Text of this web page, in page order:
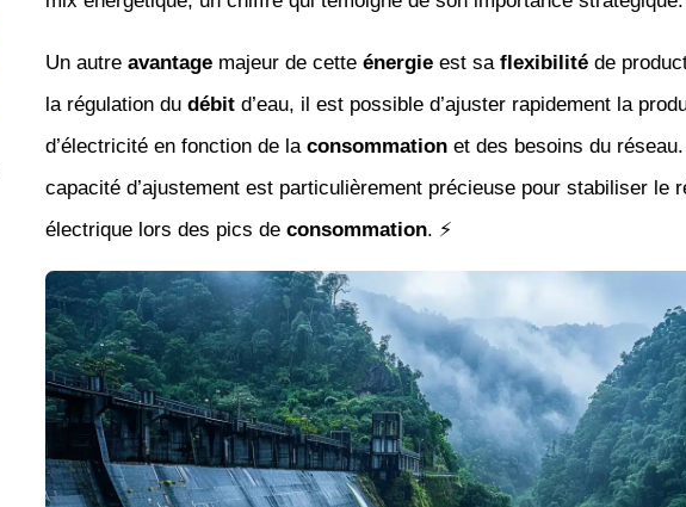
Un autre avantagemajeur de cette énergieest sa flexibilitéde
la régulation du débitd’eau, il est possible d’ajuster rapidement la
d’électricité en fonction de la consommationet des besoins du
capacité d’ajustement est particulièrement précieuse pour stabiliser le
électrique lors des pics de consommation. ⚡